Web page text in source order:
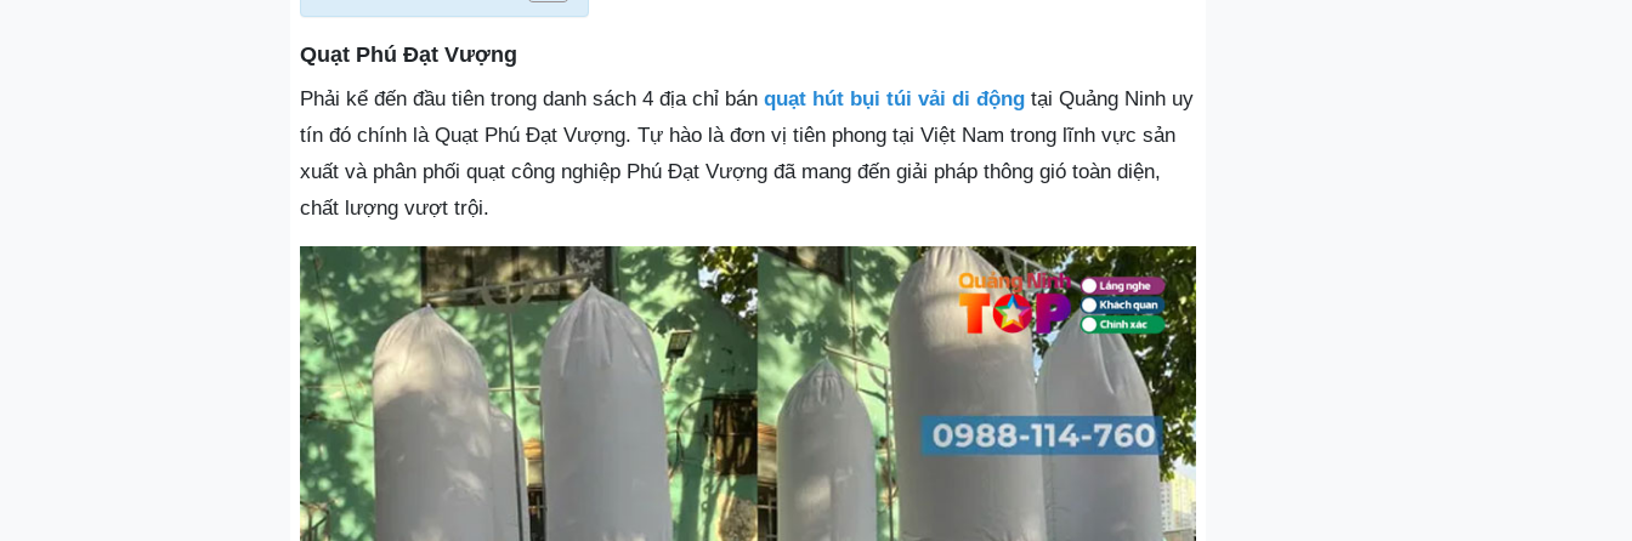
Quạt Phú Đạt Vượng
Phải kể đến đầu tiên trong danh sách 4 địa chỉ bán quạt hút bụi túi vải di động tại Quảng Ninh uy
tín đó chính là Quạt Phú Đạt Vượng. Tự hào là đơn vị tiên phong tại Việt Nam trong lĩnh vực sản
xuất và phân phối quạt công nghiệp Phú Đạt Vượng đã mang đến giải pháp thông gió toàn diện,
chất lượng vượt trội.